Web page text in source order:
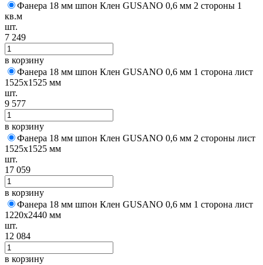
Фанера 18 мм шпон Клен GUSANO 0,6 мм 2 стороны 1
кв.м
шт.
7 249
в корзину
Фанера 18 мм шпон Клен GUSANO 0,6 мм 1 сторона лист
1525х1525 мм
шт.
9 577
в корзину
Фанера 18 мм шпон Клен GUSANO 0,6 мм 2 стороны лист
1525х1525 мм
шт.
17 059
в корзину
Фанера 18 мм шпон Клен GUSANO 0,6 мм 1 сторона лист
1220х2440 мм
шт.
12 084
в корзину